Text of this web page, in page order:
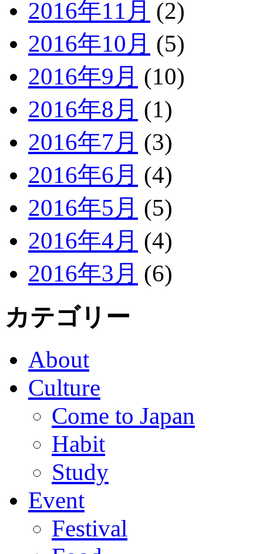
2016年11月 (2)
2016年10月 (5)
2016年9月 (10)
2016年8月 (1)
2016年7月 (3)
2016年6月 (4)
2016年5月 (5)
2016年4月 (4)
2016年3月 (6)
カテゴリー
About
Culture
Come to Japan
Habit
Study
Event
Festival